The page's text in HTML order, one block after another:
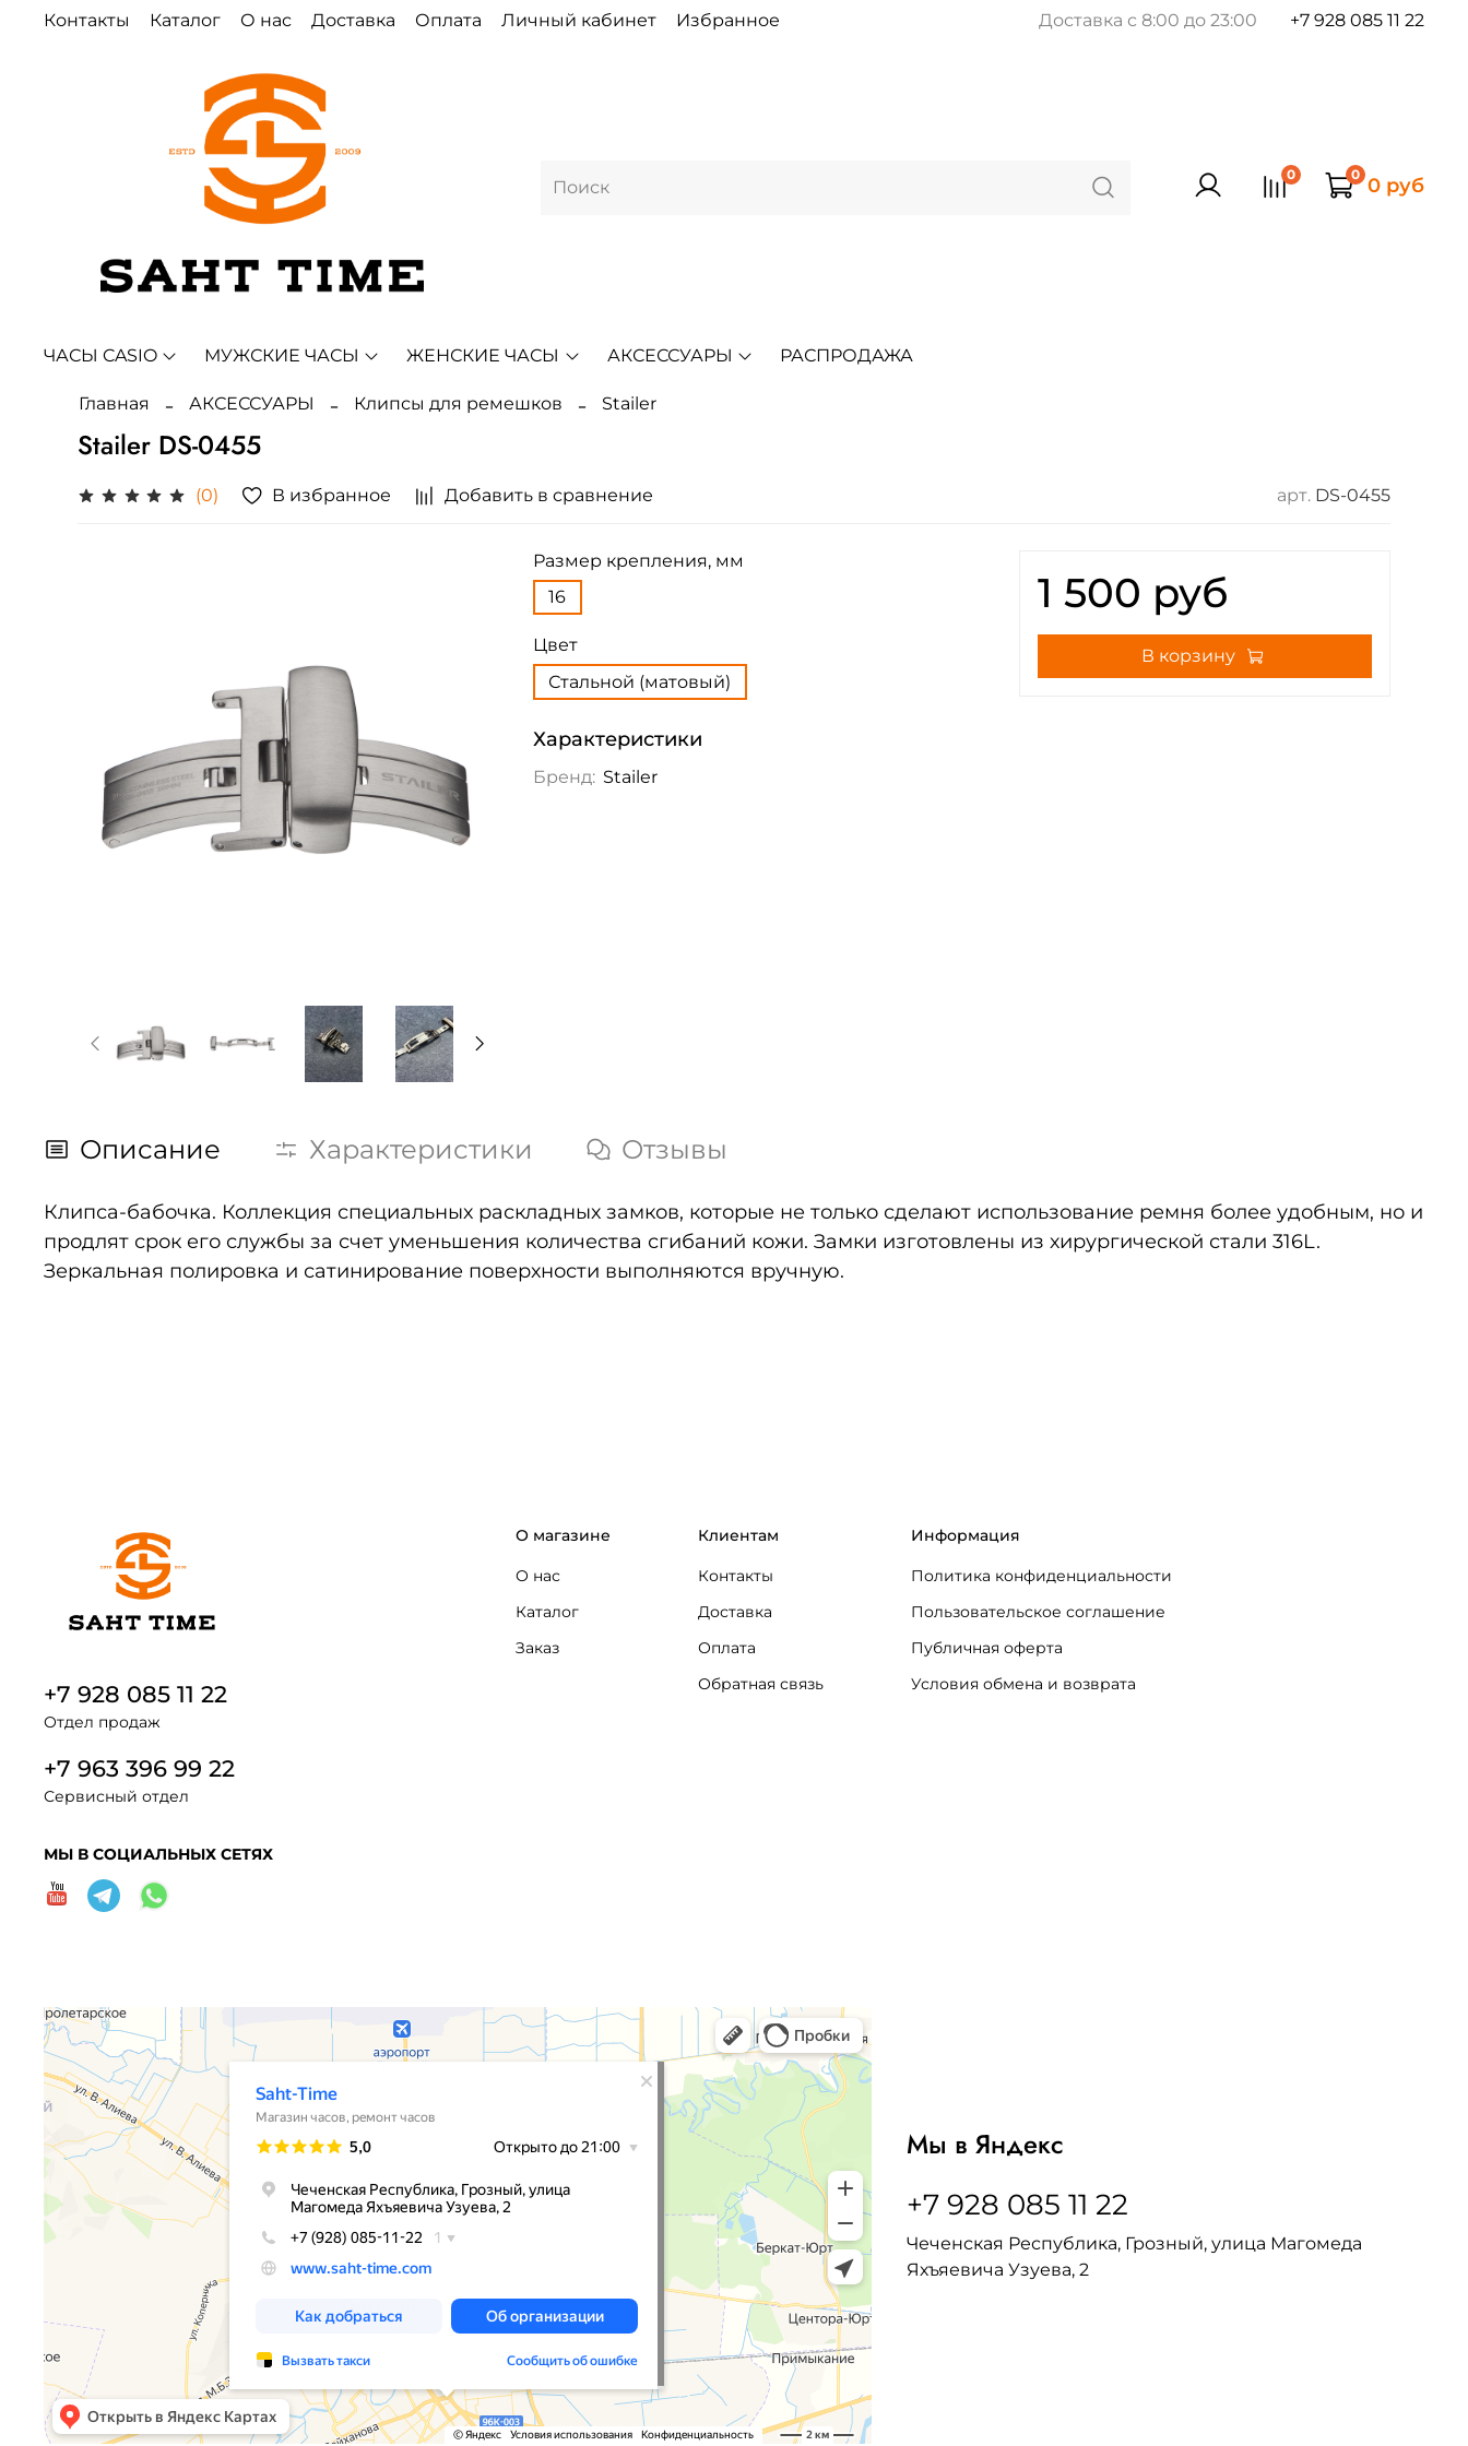
Контакты Каталог О нас Доставка Оплата Личный кабинет Избранное Доставка с 8:00 до 23:00 +7 928 085 11 22
0 0 0 руб
ЧАСЫ CASIO МУЖСКИЕ ЧАСЫ ЖЕНСКИЕ ЧАСЫ АКСЕССУАРЫ РАСПРОДАЖА
Главная АКСЕССУАРЫ Клипсы для ремешков Stailer
Stailer DS-0455
(0) В избранное Добавить в сравнение арт. DS-0455
Размер крепления, мм
16
Цвет
Стальной (матовый)
Характеристики
Бренд: Stailer
1 500 руб
В корзину
Описание Характеристики Отзывы
Клипса-бабочка. Коллекция специальных раскладных замков, которые не только сделают использование ремня более удобным, но и
продлят срок его службы за счет уменьшения количества сгибаний кожи. Замки изготовлены из хирургической стали 316L.
Зеркальная полировка и сатинирование поверхности выполняются вручную.
О магазине
О нас
Каталог
Заказ
Клиентам
Контакты
Доставка
Оплата
Обратная связь
Информация
Политика конфиденциальности
Пользовательское соглашение
Публичная оферта
Условия обмена и возврата
+7 928 085 11 22
Отдел продаж
+7 963 396 99 22
Сервисный отдел
МЫ В СОЦИАЛЬНЫХ СЕТЯХ
Мы в Яндекс
+7 928 085 11 22
Чеченская Республика, Грозный, улица Магомеда
Яхъяевича Узуева, 2